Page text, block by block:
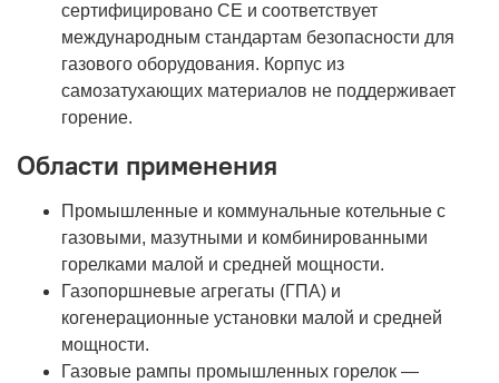
сертифицировано CE и соответствует
международным стандартам безопасности для
газового оборудования. Корпус из
самозатухающих материалов не поддерживает
горение.
Области применения
Промышленные и коммунальные котельные с
газовыми, мазутными и комбинированными
горелками малой и средней мощности.
Газопоршневые агрегаты (ГПА) и
когенерационные установки малой и средней
мощности.
Газовые рампы промышленных горелок —